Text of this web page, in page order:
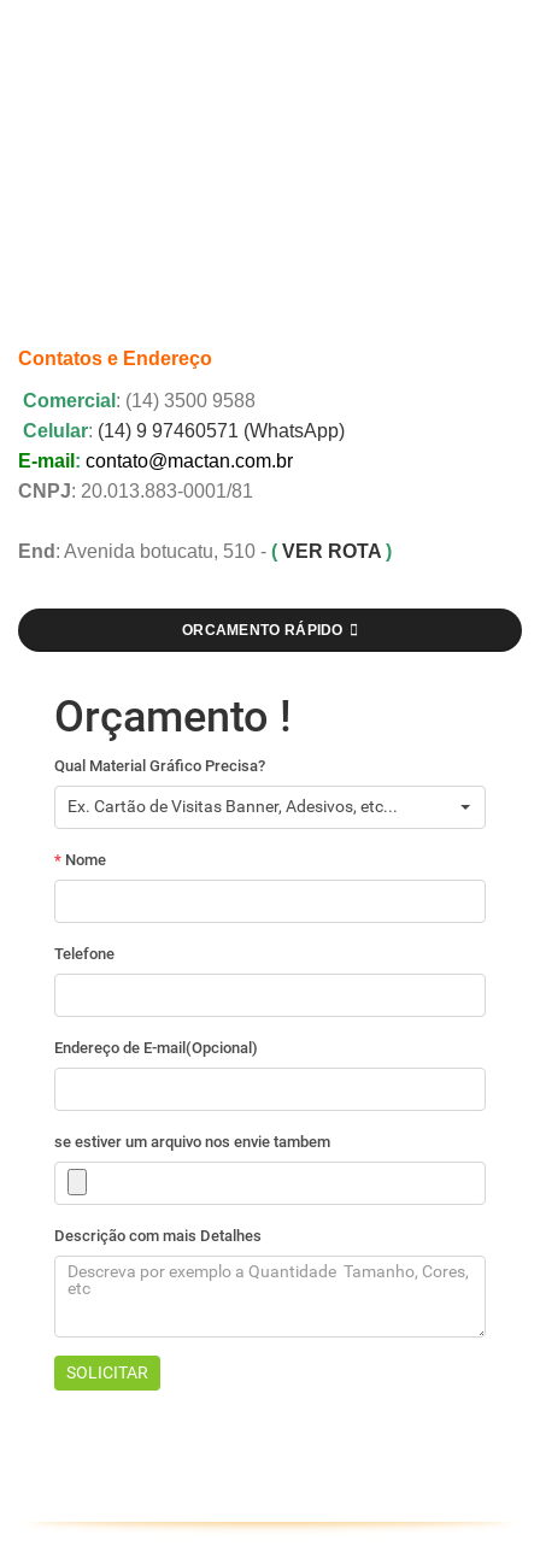
Contatos e Endereço
Comercial : (14) 3500 9588
Celular: (14) 9 97460571 (WhatsApp)
E-mail : contato@mactan.com.br
CNPJ: 20.013.883-0001/81
End : Avenida botucatu, 510 - ( VER ROTA )
ORCAMENTO RÁPIDO